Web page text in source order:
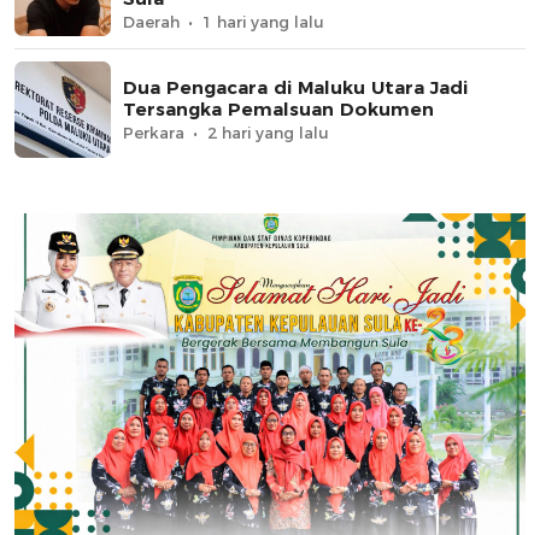
Daerah 1 hari yang lalu
Dua Pengacara di Maluku Utara Jadi
Tersangka Pemalsuan Dokumen
Perkara 2 hari yang lalu